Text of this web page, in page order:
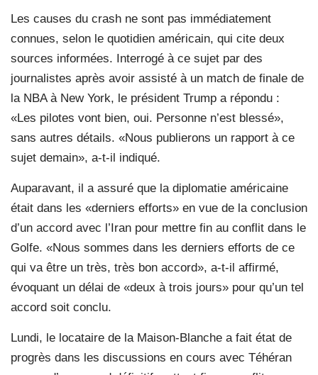
Les causes du crash ne sont pas immédiatement
connues, selon le quotidien américain, qui cite deux
sources informées. Interrogé à ce sujet par des
journalistes après avoir assisté à un match de finale de
la NBA à New York, le président Trump a répondu :
«Les pilotes vont bien, oui. Personne n’est blessé»,
sans autres détails. «Nous publierons un rapport à ce
sujet demain», a-t-il indiqué.
Auparavant, il a assuré que la diplomatie américaine
était dans les «derniers efforts» en vue de la conclusion
d’un accord avec l’Iran pour mettre fin au conflit dans le
Golfe. «Nous sommes dans les derniers efforts de ce
qui va être un très, très bon accord», a-t-il affirmé,
évoquant un délai de «deux à trois jours» pour qu’un tel
accord soit conclu.
Lundi, le locataire de la Maison-Blanche a fait état de
progrès dans les discussions en cours avec Téhéran